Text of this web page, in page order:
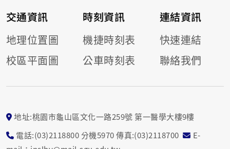
交通資訊
地理位置圖
校區平面圖
時刻資訊
機捷時刻表
公車時刻表
連結資訊
快速連結
聯絡我們
地址:桃園市龜山區文化一路259號 第一醫學大樓9樓
電話:(03)2118800 分機5970 傳真:(03)2118700
E-